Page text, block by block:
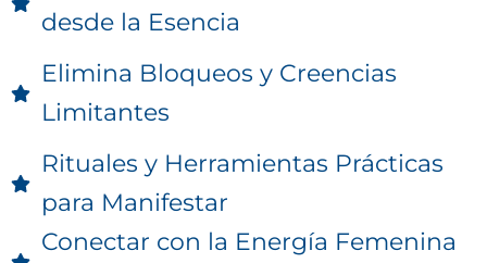
desde la Esencia
Elimina Bloqueos y Creencias
Limitantes
Rituales y Herramientas Prácticas
para Manifestar
Conectar con la Energía Femenina